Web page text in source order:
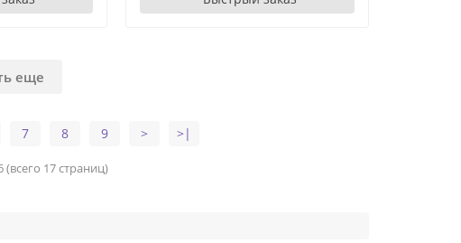
еще
7 8 9 > >|
(всего 17 страниц)